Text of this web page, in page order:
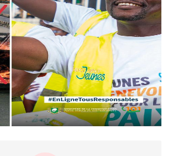
10 avr. 2026, 09:48
Nommé Médiateur de la
République, Gaoussou Touré prend
officiellement fonction
AIP
13 mars 2026, 10:43
Nécrologie : décès de Guillaume
Houphouët-Boigny, fils du Père
fondateur...